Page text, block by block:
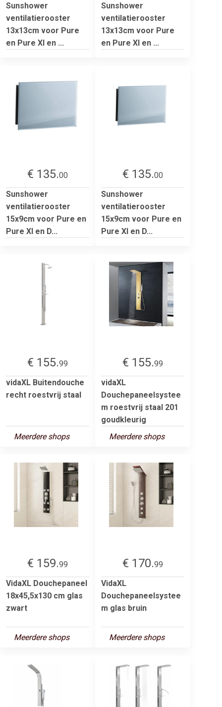
Sunshower
ventilatierooster
13x13cm voor Pure
en Pure Xl en ...
Sunshower
ventilatierooster
13x13cm voor Pure
en Pure Xl en ...
€ 135.00
Sunshower
ventilatierooster
15x9cm voor Pure en
Pure Xl en D...
€ 135.00
Sunshower
ventilatierooster
15x9cm voor Pure en
Pure Xl en D...
€ 155.99
vidaXL Buitendouche
recht roestvrij staal
Meerdere shops
€ 155.99
vidaXL
Douchepaneelsystee
m roestvrij staal 201
goudkleurig
Meerdere shops
€ 159.99
VidaXL Douchepaneel
18x45,5x130 cm glas
zwart
Meerdere shops
€ 170.99
VidaXL
Douchepaneelsystee
m glas bruin
Meerdere shops